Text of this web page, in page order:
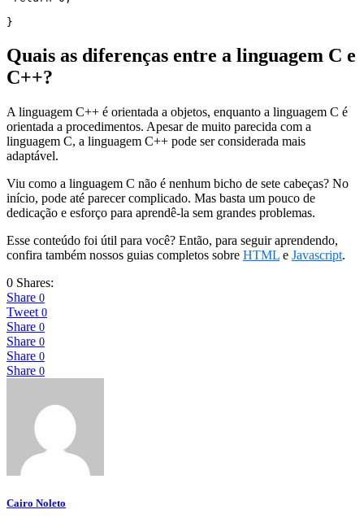
}
Quais as diferenças entre a linguagem C e
C++?
A linguagem C++ é orientada a objetos, enquanto a linguagem C é
orientada a procedimentos. Apesar de muito parecida com a
linguagem C, a linguagem C++ pode ser considerada mais
adaptável.
Viu como a linguagem C não é nenhum bicho de sete cabeças? No
início, pode até parecer complicado. Mas basta um pouco de
dedicação e esforço para aprendê-la sem grandes problemas.
Esse conteúdo foi útil para você? Então, para seguir aprendendo,
confira também nossos guias completos sobre HTML e Javascript.
0 Shares:
Share 0
Tweet 0
Share 0
Share 0
Share 0
Share 0
Cairo Noleto